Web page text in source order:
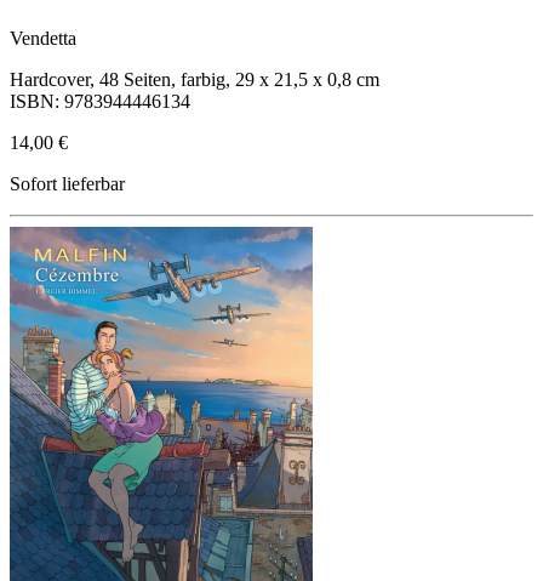
Vendetta
Hardcover, 48 Seiten, farbig, 29 x 21,5 x 0,8 cm
ISBN: 9783944446134
14,00 €
Sofort lieferbar